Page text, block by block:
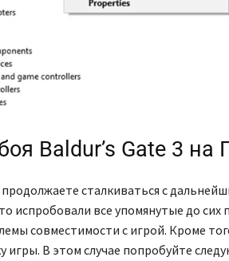
Baldur’s Gate 3 на
сталкиваться с
испробовали все упомянутые до сих
совместимости с игрой. Кроме
игры. В этом случае попробуйте